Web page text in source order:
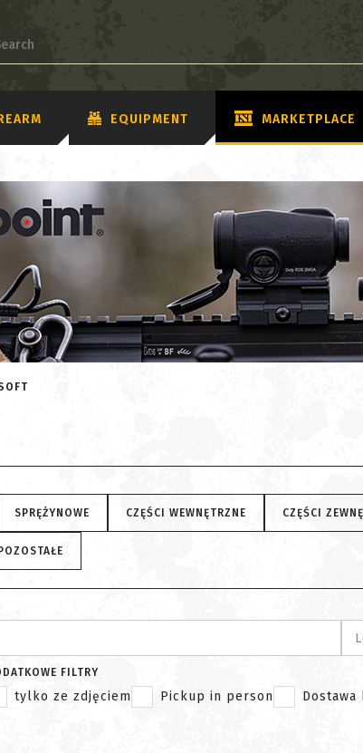
EQUIPMENT MARKETPLACE
SPRĘŻYNOWE CZĘŚCI WEWNĘTRZNE CZĘŚCI
POZOSTAŁE
FILTRY
tylko ze zdjęciem Pickup in person